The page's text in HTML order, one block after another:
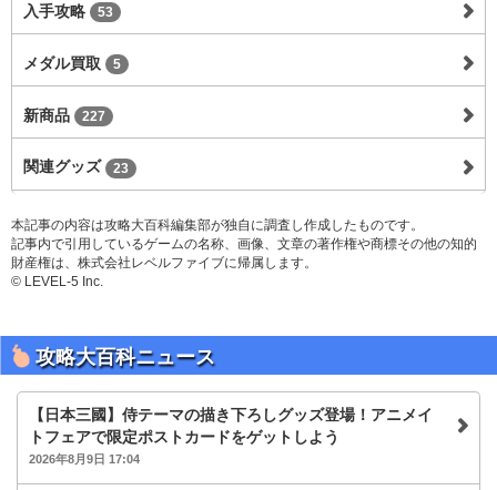
入手攻略 53
メダル買取 5
新商品 227
関連グッズ 23
本記事の内容は攻略大百科編集部が独自に調査し作成したものです。
記事内で引用しているゲームの名称、画像、文章の著作権や商標その他の知的
財産権は、株式会社レベルファイブに帰属します。
© LEVEL-5 Inc.
攻略大百科ニュース
【日本三國】侍テーマの描き下ろしグッズ登場！アニメイ
トフェアで限定ポストカードをゲットしよう
2026年8月9日 17:04